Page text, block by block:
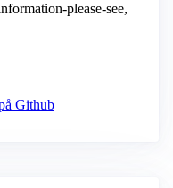
please-see,
Github